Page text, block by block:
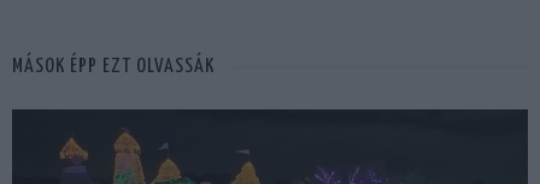
MÁSOK ÉPP EZT OLVASSÁK